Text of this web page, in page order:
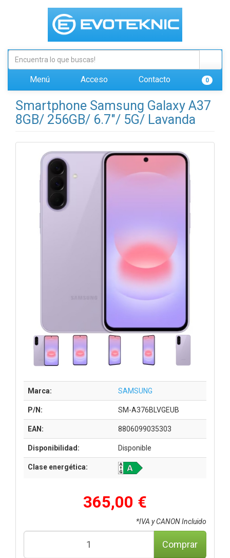
Menú Acceso Contacto 0
Smartphone Samsung Galaxy A37
8GB/ 256GB/ 6.7"/ 5G/ Lavanda
Marca: SAMSUNG
P/N: SM-A376BLVGEUB
EAN: 8806099035303
Disponibilidad: Disponible
Clase energética:
365,00 €
*IVA y CANON Incluido
Comprar